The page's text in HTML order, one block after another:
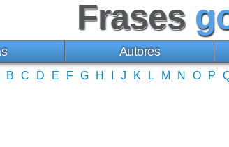
Frases
Autores
B C D E F G H J K L M N O P